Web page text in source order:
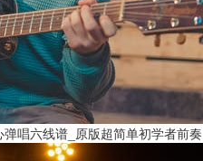
唱六线谱_原版超简单初学者前奏